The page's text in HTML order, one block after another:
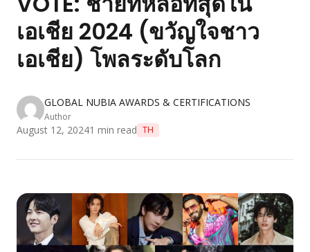
เอเชีย 2024 (ขวัญใจชาว
เอเชีย) โพลระดับโลก
GLOBAL NUBIA AWARDS & CERTIFICATIONS
Author
August 12, 20241 min read TH